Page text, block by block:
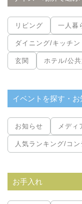
リビング 一人暮
ダイニング/キッチン
玄関 ホテル/公
イベントを探す・お
お知らせ メディ
人気ランキング/コン
お手入れ